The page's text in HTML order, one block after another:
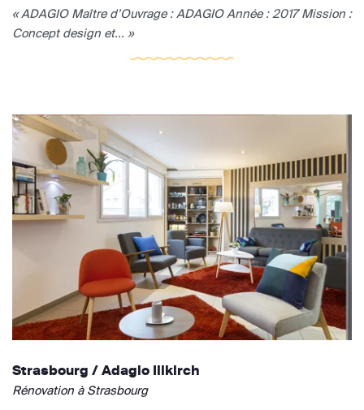
« ADAGIO Maître d’Ouvrage : ADAGIO Année : 2017 Mission :
Concept design et... »
Strasbourg / Adagio Illkirch
Rénovation à Strasbourg